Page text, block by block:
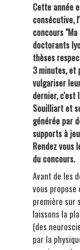
Cette année
consécutive,
concours
doctorants
thèses
3 minutes, et
vulgariser
dernier, c'est
Souilliart et
générée par
supports à
Rendez vous
du concours.
Avant de les
vous
première sur
laissons la
(des
par la